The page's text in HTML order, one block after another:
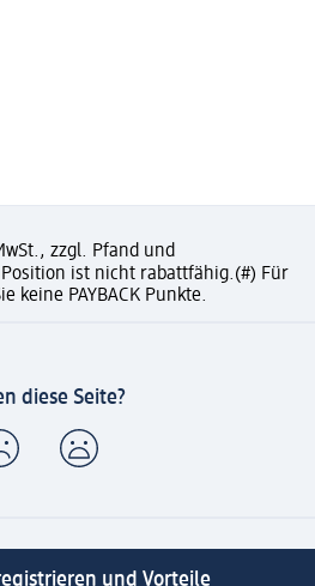
zzgl. Pfand und
Position ist nicht rabattfähig.(#) Für
keine PAYBACK Punkte.
diese Seite?
und Vorteile